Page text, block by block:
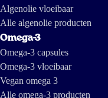
Algenolie vloeibaar
Alle algenolie producten
Omega-3
Omega-3 capsules
Omega-3 vloeibaar
Vegan omega 3
Alle omega-3 producten